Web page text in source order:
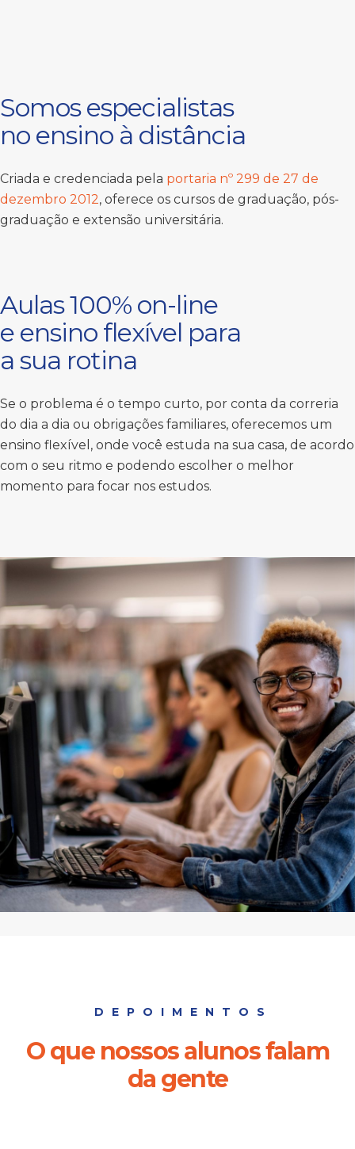
Somos especialistas
no ensino à distância
Criada e credenciada pela portaria nº 299 de 27 de
dezembro 2012, oferece os cursos de graduação, pós-
graduação e extensão universitária.
Aulas 100% on-line
e ensino flexível para
a sua rotina
Se o problema é o tempo curto, por conta da correria
do dia a dia ou obrigações familiares, oferecemos um
ensino flexível, onde você estuda na sua casa, de acordo
com o seu ritmo e podendo escolher o melhor
momento para focar nos estudos.
DEPOIMENTOS
O que nossos alunos falam
da gente